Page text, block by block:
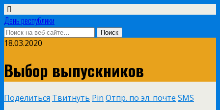
День республики
18.03.2020
Выбор выпускников
Поделиться Твитнуть Pin Отпр. по эл. почте SMS